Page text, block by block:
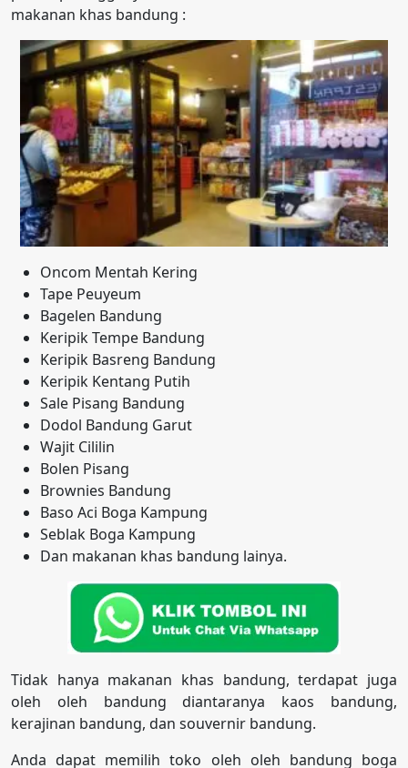
makanan khas bandung :
Oncom Mentah Kering
Tape Peuyeum
Bagelen Bandung
Keripik Tempe Bandung
Keripik Basreng Bandung
Keripik Kentang Putih
Sale Pisang Bandung
Dodol Bandung Garut
Wajit Cililin
Bolen Pisang
Brownies Bandung
Baso Aci Boga Kampung
Seblak Boga Kampung
Dan makanan khas bandung lainya.
Tidak hanya makanan khas bandung, terdapat juga
oleh oleh bandung diantaranya kaos bandung,
kerajinan bandung, dan souvernir bandung.
Anda dapat memilih toko oleh oleh bandung boga